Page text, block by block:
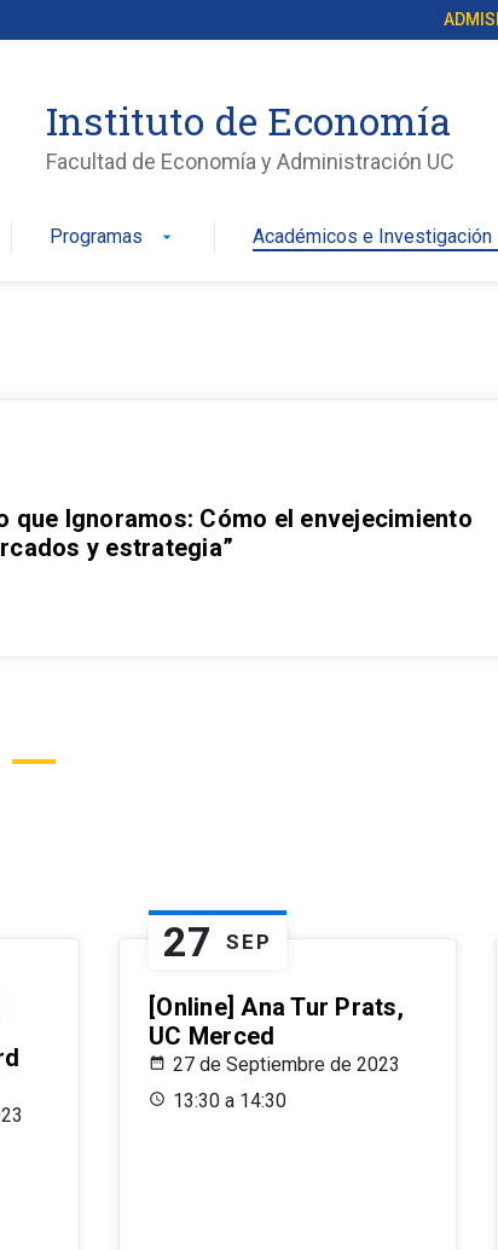
Instituto de Economía
Facultad de Economía y Administración UC
Programas arrow_drop_down Académicos e Investigación
que Ignoramos: Cómo el envejecimiento
y estrategia”
27 SEP
[Online] Ana Tur Prats,
UC Merced
27 de Septiembre de 2023
13:30 a 14:30